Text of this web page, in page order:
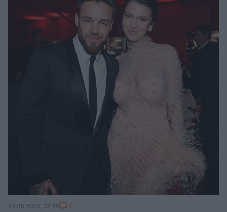
24.05.2022, 12:48 1